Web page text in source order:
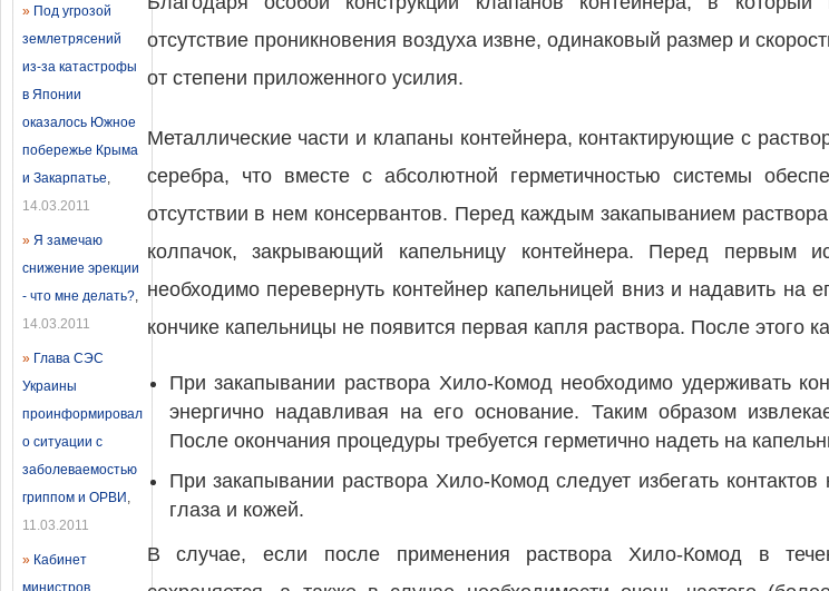
» Под угрозой
землетрясений
из-за катастрофы
в Японии
оказалось Южное
побережье Крыма
и Закарпатье,
14.03.2011
» Я замечаю
снижение эрекции
- что мне делать?,
14.03.2011
» Глава СЭС
Украины
проинформировал
о ситуации с
заболеваемостью
гриппом и ОРВИ ,
11.03.2011
» Кабинет
министров
отсутствие проникновения воздуха извне, одинаковый размер и
от степени приложенного усилия.
Металлические части и клапаны контейнера, контактирующие с
серебра, что вместе с абсолютной герметичностью системы
отсутствии в нем консервантов. Перед каждым закапыванием
колпачок, закрывающий капельницу контейнера. Перед первым
необходимо перевернуть контейнер капельницей вниз и надавить на
кончике капельницы не появится первая капля раствора. После этого
При закапывании раствора Хило-Комод необходимо удерживать
энергично надавливая на его основание. Таким образом
После окончания процедуры требуется герметично надеть на
При закапывании раствора Хило-Комод следует избегать
глаза и кожей.
В случае, если после применения раствора Хило-Комод в